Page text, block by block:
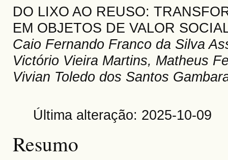
DO LIXO AO REUSO:
EM OBJETOS DE VALOR
Caio Fernando Franco da Silva
Victório Vieira Martins, Matheus
Vivian Toledo dos Santos
Última alteração: 2025-10-09
Resumo